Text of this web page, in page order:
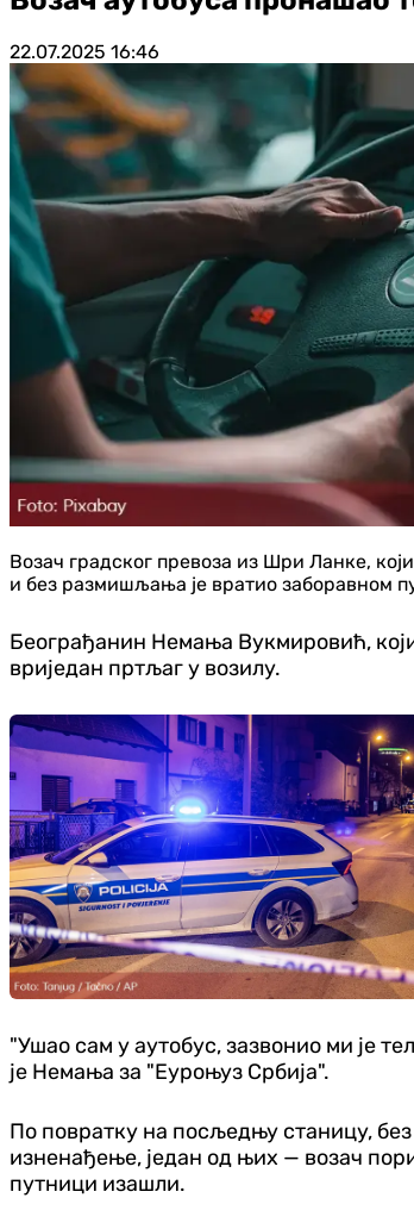
22.07.2025 16:46
Возач градског превоза из Шри Ланке,
и без размишљања је вратио заборавном
Београђанин Немања Вукмировић, који
вриједан пртљаг у возилу.
"Ушао сам у аутобус, зазвонио ми је
је Немања за "Еуроњуз Србија".
По повратку на посљедњу станицу,
изненађење, један од њих — возач
путници изашли.